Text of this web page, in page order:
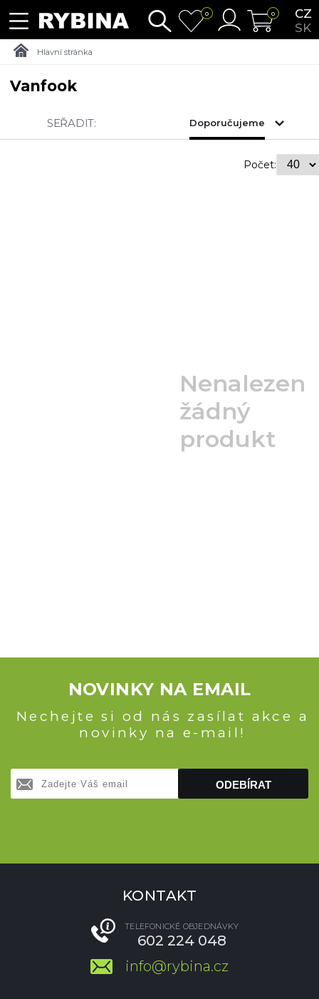
CZ
SK
0 0
Hlavní stránka
Vanfook
SEŘADIT: Doporučujeme
Počet:
Nenalezen
žádný
produkt
NOVINKY NA EMAIL
Nechejte si od nás zasílat akce a
novinky na e-mail!
ODEBÍRAT
KONTAKT
TELEFONICKÉ OBJEDNÁVKY
602 224 048
info@rybina.cz